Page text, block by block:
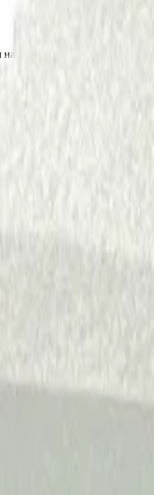
покрытия типа
с салфеткой
Krytex
-